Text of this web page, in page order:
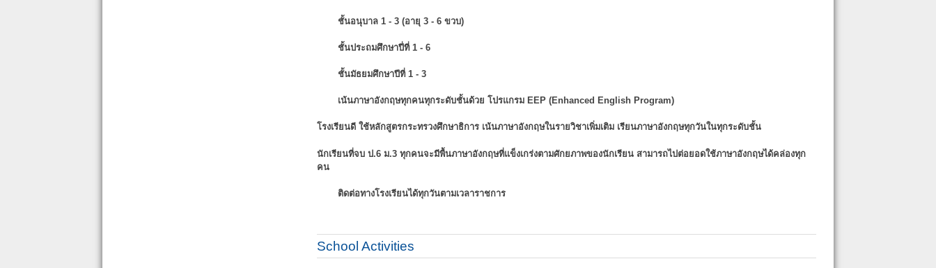
ชั้นอนุบาล 1 - 3 (อายุ 3 - 6 ขวบ)
ชั้นประถมศึกษาปี่ที่ 1 - 6
ชั้นมัธยมศึกษาปีที่ 1 - 3
เน้นภาษาอังกฤษทุกคนทุกระดับชั้นด้วย โปรแกรม EEP (Enhanced English Program)
โรงเรียนดี ใช้หลักสูตรกระทรวงศึกษาธิการ เน้นภาษาอังกฤษในรายวิชาเพิ่มเติม เรียนภาษาอังกฤษทุกวันในทุกระดับชั้น
นักเรียนที่จบ ป.6 ม.3 ทุกคนจะมีพื้นภาษาอังกฤษที่แข็งเกร่งตามศักยภาพของนักเรียน สามารถไปต่อยอดใช้ภาษาอังกฤษได้คล่องทุก
คน
ติดต่อทางโรงเรียนได้ทุกวันตามเวลาราชการ
School Activities